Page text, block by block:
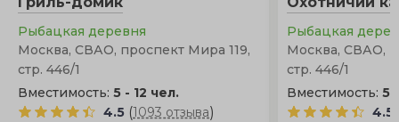
от закрытой террасы.
Рыбацкая деревня
Москва, СВАО, проспект Мира 119,
стр. 446/1
Вместимость: 5 - 12 чел.
4.5 (1093 отзыва)
Рыбацкая
Москва, СВАО,
стр. 446/1
Вместимость:5
4.5